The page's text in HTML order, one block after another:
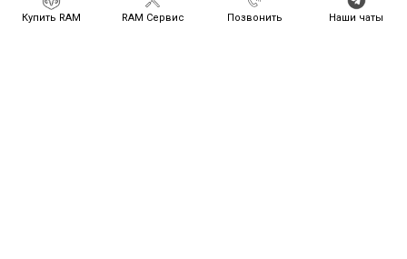
Купить RAM RAM Сервис Позвонить Наши чаты